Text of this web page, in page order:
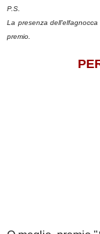
P.S.
La presenza
premio.